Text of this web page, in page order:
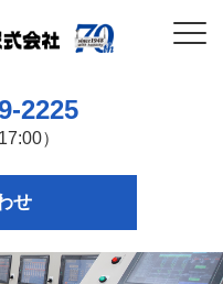
2225
）
せ